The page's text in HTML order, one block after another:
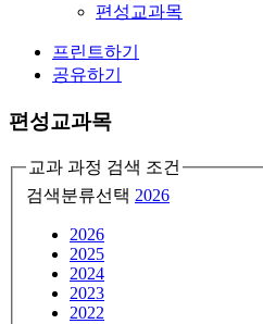
편성교과목
프린트하기
공유하기
편성교과목
교과 과정 검색 조건
검색분류선택 2026
2026
2025
2024
2023
2022